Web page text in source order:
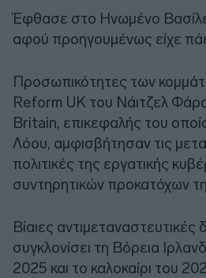
Έφθασε στο Ηνωμένο
αφού προηγουμένως είχε
Προσωπικότητες των
Reform UK του Νάιτζελ
Britain, επικεφαλής του
Λόου, αμφισβήτησαν τις
πολιτικές της εργατικής
συντηρητικών προκατόχων
Βίαιες αντιμεταναστευτικές
συγκλονίσει τη Βόρεια
2025 και το καλοκαίρι του